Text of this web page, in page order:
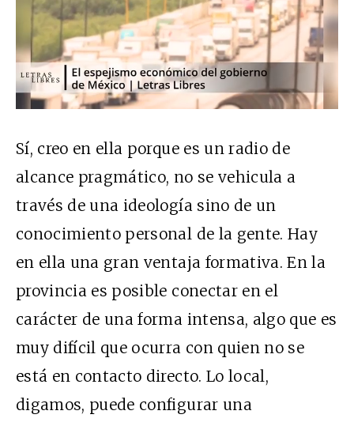
Sí, creo en ella porque es un radio de
alcance pragmático, no se vehicula a
través de una ideología sino de un
conocimiento personal de la gente. Hay
en ella una gran ventaja formativa. En la
provincia es posible conectar en el
carácter de una forma intensa, algo que es
muy difícil que ocurra con quien no se
está en contacto directo. Lo local,
digamos, puede configurar una